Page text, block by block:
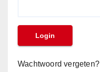
Wachtwoord vergeten?